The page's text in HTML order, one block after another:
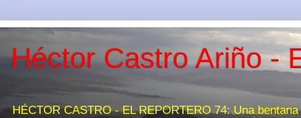
Héctor Castro Ariño -
HÉCTOR CASTRO - EL REPORTERO 74: Una